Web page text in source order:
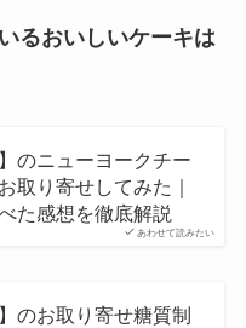
るおいしいケーキは
あわせて読みたい
のニューヨークチー
取り寄せしてみた｜
た感想を徹底解説
のお取り寄せ糖質制